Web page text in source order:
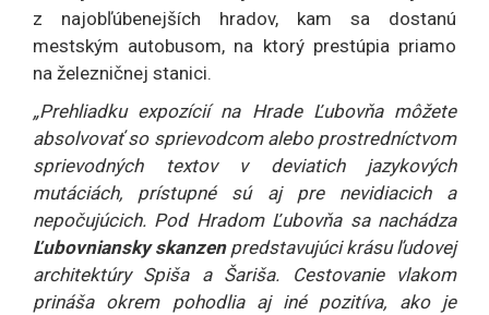
z najobľúbenejších hradov, kam sa dostanú
mestským autobusom, na ktorý prestúpia priamo
na železničnej stanici.
„Prehliadku expozícií na Hrade Ľubovňa môžete
absolvovať so sprievodcom alebo prostredníctvom
sprievodných textov v deviatich jazykových
mutáciách, prístupné sú aj pre nevidiacich a
nepočujúcich. Pod Hradom Ľubovňa sa nachádza
Ľubovniansky skanzenpredstavujúci krásu ľudovej
architektúry Spiša a Šariša. Cestovanie vlakom
prináša okrem pohodlia aj iné pozitíva, ako je